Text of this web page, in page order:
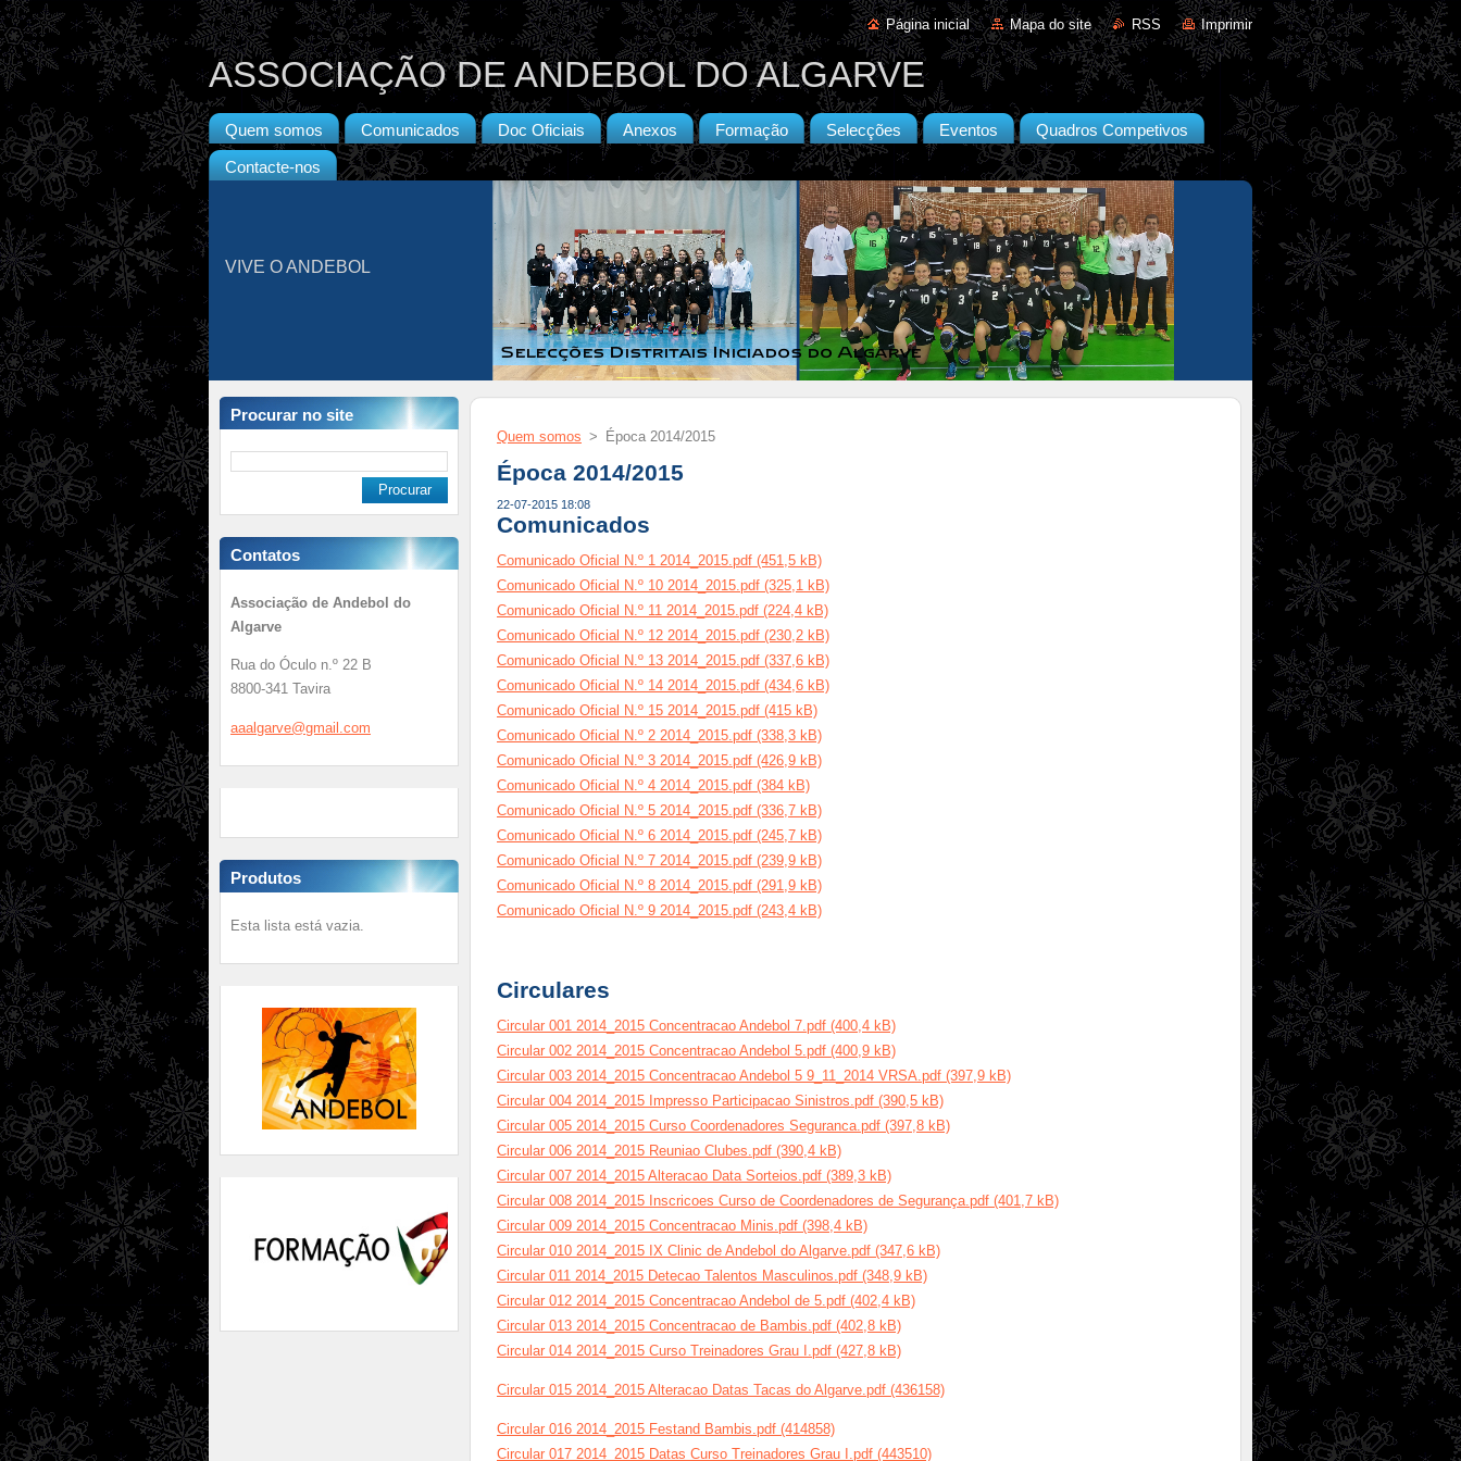
Página inicial Mapa do site RSS Imprimir
ASSOCIAÇÃO DE ANDEBOL DO ALGARVE
Quem somos Comunicados Doc Oficiais Anexos Formação Selecções Eventos Quadros Competivos
Contacte-nos
VIVE O ANDEBOL
Procurar no site
Contatos
Associação de Andebol do
Algarve
Rua do Óculo n.º 22 B
8800-341 Tavira
aaalgarve@gmail. com
Produtos
Esta lista está vazia.
Quem somos > Época 2014/2015
Época 2014/2015
22-07-2015 18:08
Comunicados
Comunicado Oficial N.º 1 2014_2015.pdf (451,5 kB)
Comunicado Oficial N.º 10 2014_2015.pdf (325,1 kB)
Comunicado Oficial N.º 11 2014_2015.pdf (224,4 kB)
Comunicado Oficial N.º 12 2014_2015.pdf (230,2 kB)
Comunicado Oficial N.º 13 2014_2015.pdf (337,6 kB)
Comunicado Oficial N.º 14 2014_2015.pdf (434,6 kB)
Comunicado Oficial N.º 15 2014_2015.pdf (415 kB)
Comunicado Oficial N.º 2 2014_2015.pdf (338,3 kB)
Comunicado Oficial N.º 3 2014_2015.pdf (426,9 kB)
Comunicado Oficial N.º 4 2014_2015.pdf (384 kB)
Comunicado Oficial N.º 5 2014_2015.pdf (336,7 kB)
Comunicado Oficial N.º 6 2014_2015.pdf (245,7 kB)
Comunicado Oficial N.º 7 2014_2015.pdf (239,9 kB)
Comunicado Oficial N.º 8 2014_2015.pdf (291,9 kB)
Comunicado Oficial N.º 9 2014_2015.pdf (243,4 kB)
Circulares
Circular 001 2014_2015 Concentracao Andebol 7.pdf (400,4 kB)
Circular 002 2014_2015 Concentracao Andebol 5.pdf (400,9 kB)
Circular 003 2014_2015 Concentracao Andebol 5 9_11_2014 VRSA.pdf (397,9 kB)
Circular 004 2014_2015 Impresso Participacao Sinistros.pdf (390,5 kB)
Circular 005 2014_2015 Curso Coordenadores Seguranca.pdf (397,8 kB)
Circular 006 2014_2015 Reuniao Clubes.pdf (390,4 kB)
Circular 007 2014_2015 Alteracao Data Sorteios.pdf (389,3 kB)
Circular 008 2014_2015 Inscricoes Curso de Coordenadores de Segurança.pdf (401,7 kB)
Circular 009 2014_2015 Concentracao Minis.pdf (398,4 kB)
Circular 010 2014_2015 IX Clinic de Andebol do Algarve.pdf (347,6 kB)
Circular 011 2014_2015 Detecao Talentos Masculinos.pdf (348,9 kB)
Circular 012 2014_2015 Concentracao Andebol de 5.pdf (402,4 kB)
Circular 013 2014_2015 Concentracao de Bambis.pdf (402,8 kB)
Circular 014 2014_2015 Curso Treinadores Grau I.pdf (427,8 kB)
Circular 015 2014_2015 Alteracao Datas Tacas do Algarve.pdf (436158)
Circular 016 2014_2015 Festand Bambis.pdf (414858)
Circular 017 2014_2015 Datas Curso Treinadores Grau I.pdf (443510)